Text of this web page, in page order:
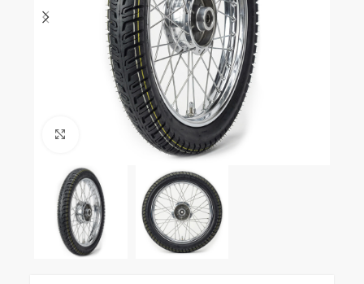
Clic para ampliar